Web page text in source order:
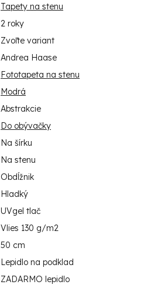
Tapety na stenu
2 roky
Zvoľte variant
Andrea Haase
Fototapeta na stenu
Modrá
Abstrakcie
Do obývačky
Na šírku
Na stenu
Obdĺžnik
Hladký
UVgel tlač
Vlies 130 g/m2
50 cm
Lepidlo na podklad
ZADARMO lepidlo